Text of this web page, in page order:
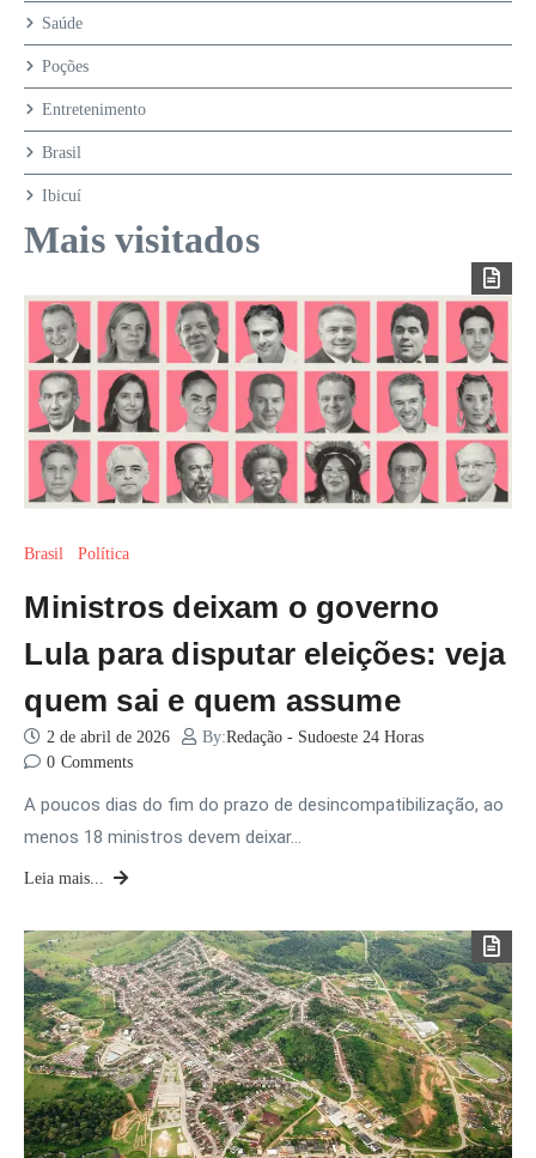
Saúde
Poções
Entretenimento
Brasil
Ibicuí
Mais visitados
Brasil Política
Ministros deixam o governo
Lula para disputar eleições: veja
quem sai e quem assume
2 de abril de 2026 By:Redação - Sudoeste 24 Horas
0 Comments
A poucos dias do fim do prazo de desincompatibilização, ao
menos 18 ministros devem deixar…
Leia mais...